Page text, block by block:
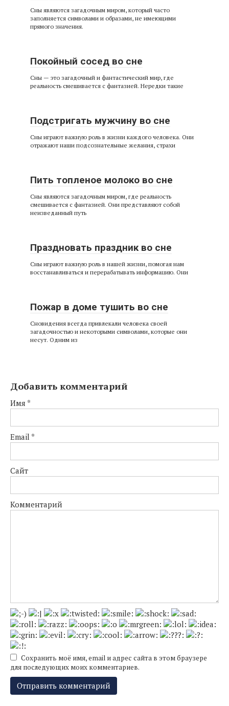
Сны являются загадочным миром, который часто
заполняется символами и образами, не имеющими
прямого значения.
Покойный сосед во сне
Сны — это загадочный и фантастический мир, где
реальность смешивается с фантазией. Нередки такие
Подстригать мужчину во сне
Сны играют важную роль в жизни каждого человека. Они
отражают наши подсознательные желания, страхи
Пить топленое молоко во сне
Сны являются загадочным миром, где реальность
смешивается с фантазией. Они представляют собой
неизведанный путь
Праздновать праздник во сне
Сны играют важную роль в нашей жизни, помогая нам
восстанавливаться и перерабатывать информацию. Они
Пожар в доме тушить во сне
Сновидения всегда привлекали человека своей
загадочностью и некоторыми символами, которые они
несут. Одним из
Добавить комментарий
Имя *
Email *
Сайт
Комментарий
Сохранить моё имя, email и адрес сайта в этом браузере
для последующих моих комментариев.